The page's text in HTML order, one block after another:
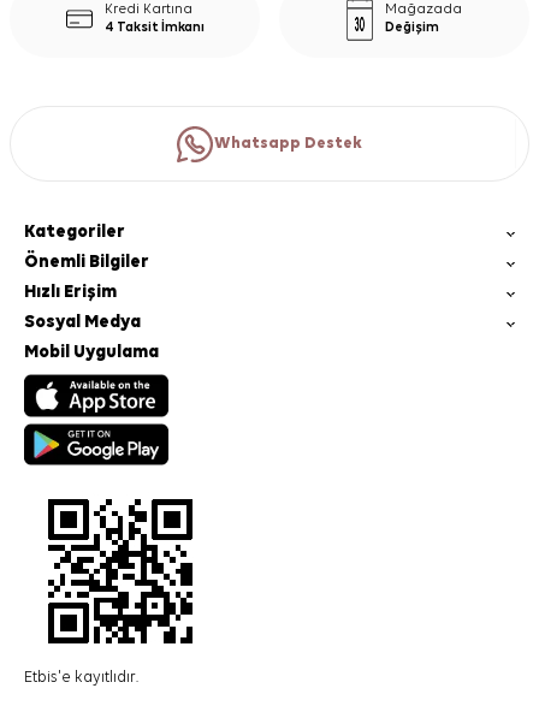
Kredi Kartına
4 Taksit İmkanı
Mağazada
Değişim
Whatsapp Destek
Kategoriler
Önemli Bilgiler
Hızlı Erişim
Sosyal Medya
Mobil Uygulama
Etbis'e kayıtlıdır.